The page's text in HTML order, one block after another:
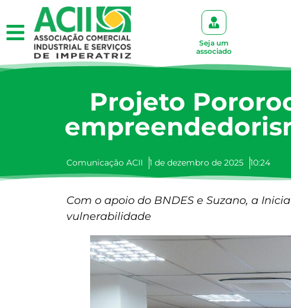
Seja um
associado
Projeto
Comunicação ACII 1 de dezembro de 2025 10:24
Com o apoio do BNDES e Suzano, a
vulnerabilidade